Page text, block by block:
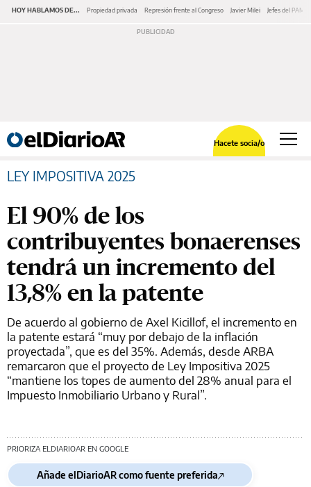
HOY HABLAMOS DE... Propiedad privada Represión frente al Congreso Javier Milei Jefes del PAMI
Hacete socia/o
LEY IMPOSITIVA 2025
El 90% de los
contribuyentes bonaerenses
tendrá un incremento del
13,8% en la patente
De acuerdo al gobierno de Axel Kicillof, el incremento en
la patente estará “muy por debajo de la inflación
proyectada”, que es del 35%. Además, desde ARBA
remarcaron que el proyecto de Ley Impositiva 2025
“mantiene los topes de aumento del 28% anual para el
Impuesto Inmobiliario Urbano y Rural”.
PRIORIZA ELDIARIOAR EN GOOGLE
Añade elDiarioAR como fuente preferida